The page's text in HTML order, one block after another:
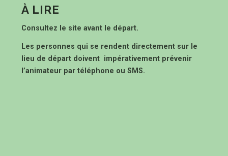
À LIRE
Consultez le site avant le départ.
Les personnes qui se rendent directement sur le
lieu de départ doivent impérativement prévenir
l’animateur par téléphone ou SMS.